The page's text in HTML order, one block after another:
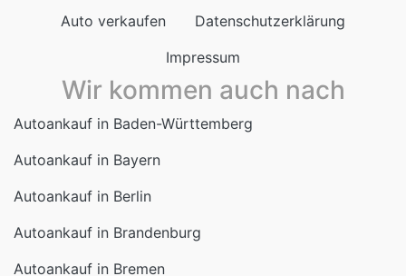
Auto verkaufen
Datenschutzerklärung
Impressum
Wir kommen auch nach
Autoankauf in Baden-Württemberg
Autoankauf in Bayern
Autoankauf in Berlin
Autoankauf in Brandenburg
Autoankauf in Bremen